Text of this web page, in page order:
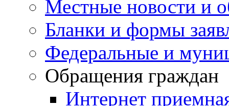
Местные новости и
Бланки и формы
Федеральные и
Обращения граждан
Интернет